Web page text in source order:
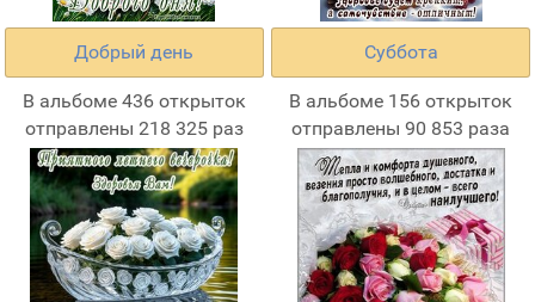
Добрый день
В альбоме 436 открыток
отправлены 218 325 раз
Суббота
В альбоме 156 открыток
отправлены 90 853 раза